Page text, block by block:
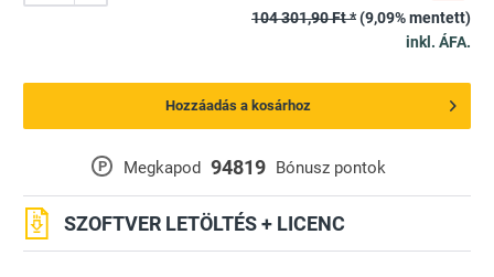
P Megkapod 94819 Bónusz pontok
SZOFTVER LETÖLTÉS + LICENC
104 301,90 Ft *(9,09% mentett)
inkl. ÁFA.
Hozzáadás a kosárhoz